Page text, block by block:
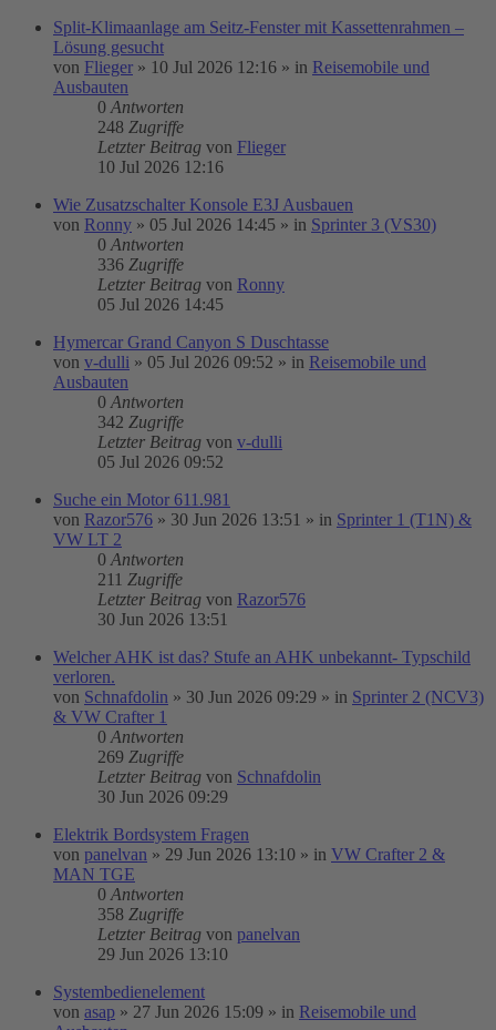
Split-Klimaanlage am Seitz-Fenster mit Kassettenrahmen –
Lösung gesucht
von Flieger » 10 Jul 2026 12:16 » in Reisemobile und
Ausbauten
0 Antworten
248 Zugriffe
Letzter Beitrag von Flieger
10 Jul 2026 12:16
Wie Zusatzschalter Konsole E3J Ausbauen
von Ronny » 05 Jul 2026 14:45 » in Sprinter 3 (VS30)
0 Antworten
336 Zugriffe
Letzter Beitrag von Ronny
05 Jul 2026 14:45
Hymercar Grand Canyon S Duschtasse
von v-dulli » 05 Jul 2026 09:52 » in Reisemobile und
Ausbauten
0 Antworten
342 Zugriffe
Letzter Beitrag von v-dulli
05 Jul 2026 09:52
Suche ein Motor 611.981
von Razor576 » 30 Jun 2026 13:51 » in Sprinter 1 (T1N) &
VW LT 2
0 Antworten
211 Zugriffe
Letzter Beitrag von Razor576
30 Jun 2026 13:51
Welcher AHK ist das? Stufe an AHK unbekannt- Typschild
verloren.
von Schnafdolin » 30 Jun 2026 09:29 » in Sprinter 2 (NCV3)
& VW Crafter 1
0 Antworten
269 Zugriffe
Letzter Beitrag von Schnafdolin
30 Jun 2026 09:29
Elektrik Bordsystem Fragen
von panelvan » 29 Jun 2026 13:10 » in VW Crafter 2 &
MAN TGE
0 Antworten
358 Zugriffe
Letzter Beitrag von panelvan
29 Jun 2026 13:10
Systembedienelement
von asap » 27 Jun 2026 15:09 » in Reisemobile und